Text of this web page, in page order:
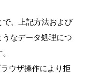
で、上記方法および
うなデータ処理につ
ウザ操作により拒